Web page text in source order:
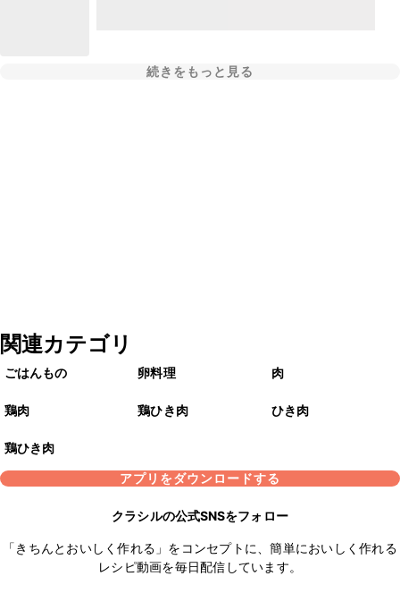
続きをもっと見る
関連カテゴリ
ごはんもの 卵料理 肉
鶏肉 鶏ひき肉 ひき肉
鶏ひき肉
アプリをダウンロードする
クラシルの公式SNSをフォロー
「きちんとおいしく作れる」をコンセプトに、簡単においしく作れる
レシピ動画を毎日配信しています。